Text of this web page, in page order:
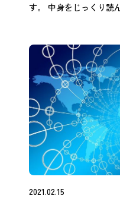
す。 中身をじっくり読
2021.02.15